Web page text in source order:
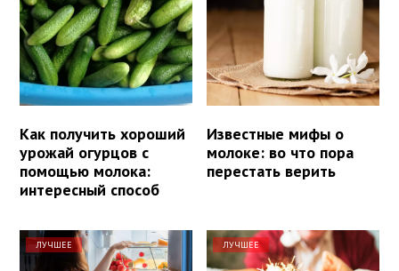
Как получить хороший
урожай огурцов с
помощью молока:
интересный способ
Известные мифы о
молоке: во что пора
перестать верить
ЛУЧШЕЕ ЛУЧШЕЕ